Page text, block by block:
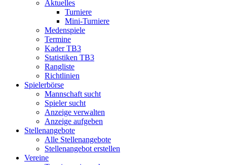
Aktuelles
Turniere
Mini-Turniere
Medenspiele
Termine
Kader TB3
Statistiken TB3
Rangliste
Richtlinien
Spielerbörse
Mannschaft sucht
Spieler sucht
Anzeige verwalten
Anzeige aufgeben
Stellenangebote
Alle Stellenangebote
Stellenangebot erstellen
Vereine